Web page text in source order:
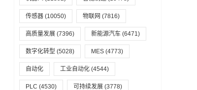
传感器 (10050) 物联网 (7816)
高质量发展 (7396) 新能源汽车 (6471)
数字化转型 (5028) MES (4773)
自动化 工业自动化 (4544)
PLC (4530) 可持续发展 (3778)